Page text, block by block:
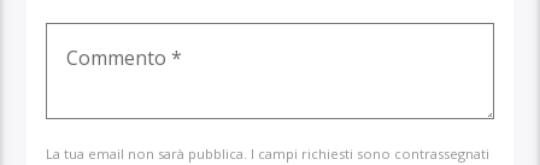
La tua email non sarà pubblica. I campi richiesti sono contrassegnati